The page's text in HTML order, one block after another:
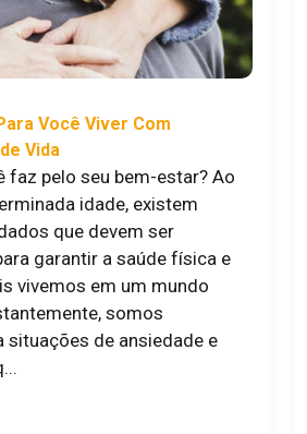
Você Viver Com
Vida
faz pelo seu bem-estar? Ao
idade, existem
que devem ser
garantir a saúde física e
vivemos em um mundo
somos
situações de ansiedade e